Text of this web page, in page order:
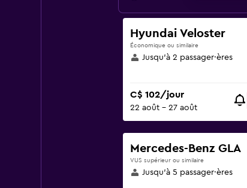
Hyundai Veloster
Économique ou similaire
Jusqu’à 2 passager·ères
C$ 102/jour
22 août - 27 août
Mercedes-Benz GLA
VUS supérieur ou similaire
Jusqu’à 5 passager·ères